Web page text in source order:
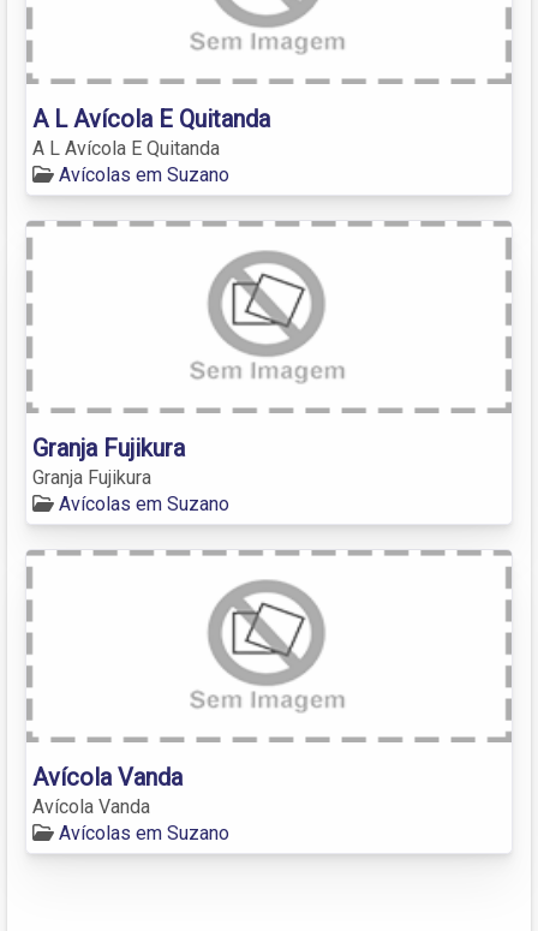
A L Avícola E Quitanda
A L Avícola E Quitanda
Avícolas em Suzano
Granja Fujikura
Granja Fujikura
Avícolas em Suzano
Avícola Vanda
Avícola Vanda
Avícolas em Suzano